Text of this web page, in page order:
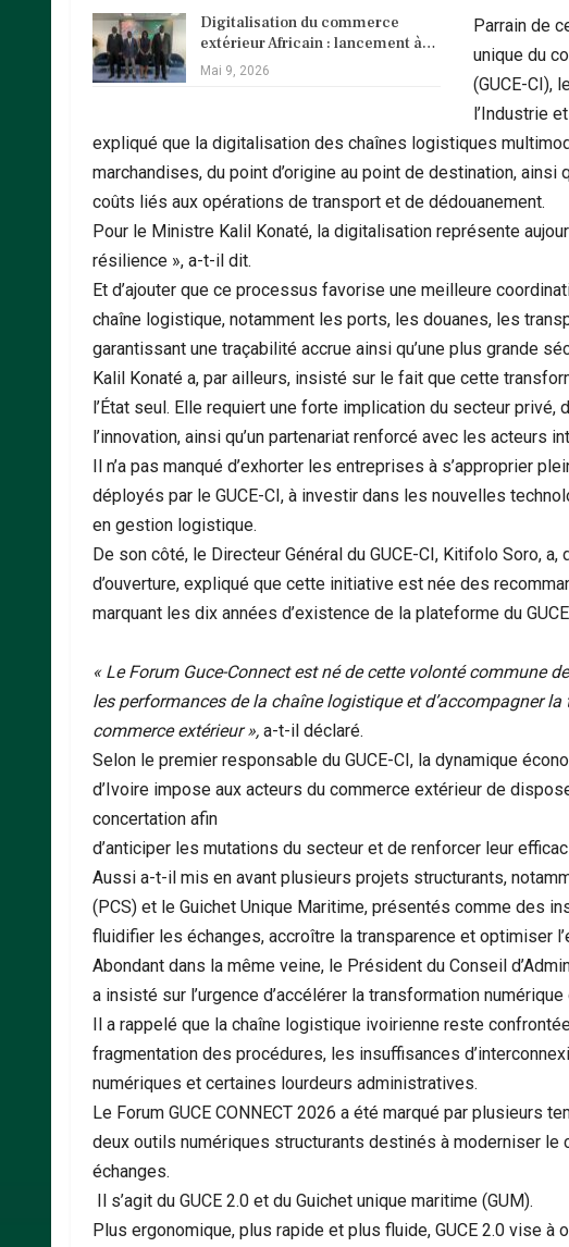
Digitalisation du commerce
extérieur Africain : lancement à…
Mai 9, 2026
Parrain de
unique du
(GUCE-CI),
l’Industrie
expliqué que la digitalisation des chaînes logistiques
marchandises, du point d’origine au point de destination,
coûts liés aux opérations de transport et de dédouanement.
Pour le Ministre Kalil Konaté, la digitalisation représente
résilience », a-t-il dit.
Et d’ajouter que ce processus favorise une meilleure
chaîne logistique, notamment les ports, les douanes, les
garantissant une traçabilité accrue ainsi qu’une plus grande
Kalil Konaté a, par ailleurs, insisté sur le fait que cette
l’État seul. Elle requiert une forte implication du secteur
l’innovation, ainsi qu’un partenariat renforcé avec les acteurs
Il n’a pas manqué d’exhorter les entreprises à s’approprier
déployés par le GUCE-CI, à investir dans les nouvelles
en gestion logistique.
De son côté, le Directeur Général du GUCE-CI, Kitifolo Soro,
d’ouverture, expliqué que cette initiative est née des
marquant les dix années d’existence de la plateforme du
« Le Forum Guce-Connect est né de cette volonté commune
les performances de la chaîne logistique et d’accompagner
commerce extérieur »,a-t-il déclaré.
Selon le premier responsable du GUCE-CI, la dynamique
d’Ivoire impose aux acteurs du commerce extérieur de
concertation afin
d’anticiper les mutations du secteur et de renforcer leur
Aussi a-t-il mis en avant plusieurs projets structurants,
(PCS) et le Guichet Unique Maritime, présentés comme des
fluidifier les échanges, accroître la transparence et optimiser
Abondant dans la même veine, le Président du Conseil
a insisté sur l’urgence d’accélérer la transformation numérique
Il a rappelé que la chaîne logistique ivoirienne reste
fragmentation des procédures, les insuffisances
numériques et certaines lourdeurs administratives.
Le Forum GUCE CONNECT 2026 a été marqué par plusieurs
deux outils numériques structurants destinés à moderniser
échanges.
Il s’agit du GUCE 2.0 et du Guichet unique maritime (GUM).
Plus ergonomique, plus rapide et plus fluide, GUCE 2.0 vise à